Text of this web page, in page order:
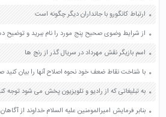
ارتباط کانگورو با جانداران دیگر چگونه است
اسم بازیگر نقش مهرداد در سریال گذر از رنج ها